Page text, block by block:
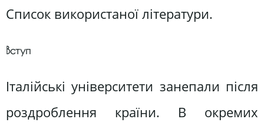
Список використаної літератури.
Вступ
Італійські університети занепали після
роздроблення країни. В окремих